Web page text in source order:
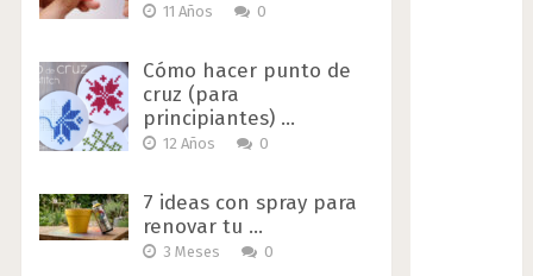
11 Años 0
Cómo hacer punto de
cruz (para
principiantes) …
12 Años 0
7 ideas con spray para
renovar tu …
3 Meses 0